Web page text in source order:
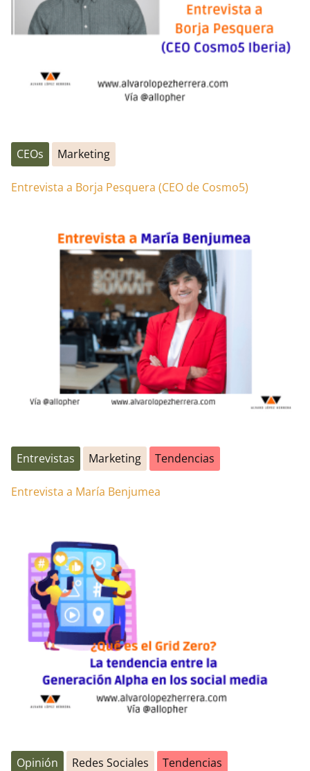
CEOs Marketing
Entrevista a Borja Pesquera (CEO de Cosmo5)
Entrevistas Marketing Tendencias
Entrevista a María Benjumea
Opinión Redes Sociales Tendencias